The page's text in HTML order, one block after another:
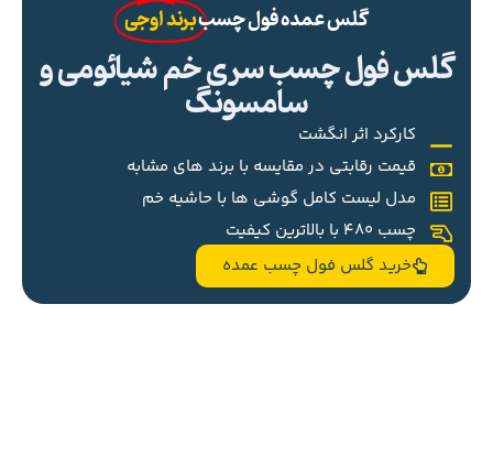
گلس عمده فول چسببرند اوجی
گلس فول چسب سری خم شیائومی و
سامسونگ
کارکرد اثر انگشت
قیمت رقابتی در مقایسه با برند های مشابه
مدل لیست کامل گوشی ها با حاشیه خم
چسب 480 با بالاترین کیفیت
خرید گلس فول چسب عمده